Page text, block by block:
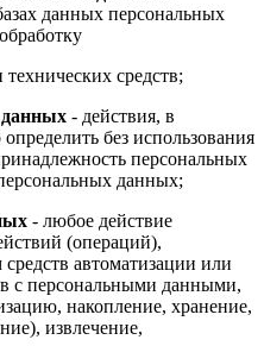
данных персональных
средств;
данных - действия, в
без использования
персональных
данных;
- любое действие
(операций),
автоматизации или
с персональными данными,
накопление, хранение,
извлечение,